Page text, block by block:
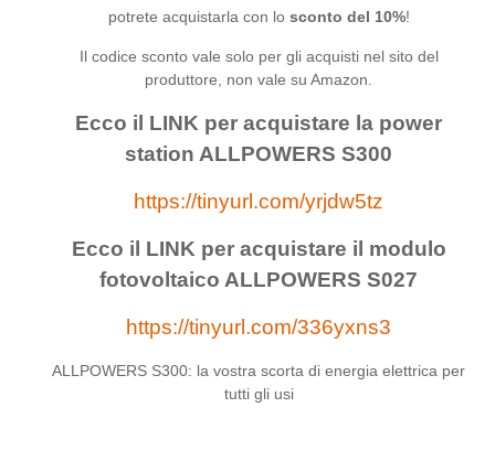
potrete acquistarla con lo sconto del 10%!
Il codice sconto vale solo per gli acquisti nel sito del
produttore, non vale su Amazon.
Ecco il LINK per acquistare la power
station ALLPOWERS S300
https://tinyurl.com/yrjdw5tz
Ecco il LINK per acquistare il modulo
fotovoltaico ALLPOWERS S027
https://tinyurl.com/336yxns3
ALLPOWERS S300: la vostra scorta di energia elettrica per
tutti gli usi